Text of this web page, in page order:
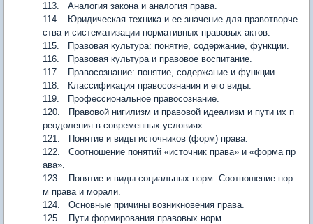
113. Аналогия закона и аналогия права.
114. Юридическая техника и ее значение для правотворче
ства и систематизации нормативных правовых актов.
115. Правовая культура: понятие, содержание, функции.
116. Правовая культура и правовое воспитание.
117. Правосознание: понятие, содержание и функции.
118. Классификация правосознания и его виды.
119. Профессиональное правосознание.
120. Правовой нигилизм и правовой идеализм и пути их п
реодоления в современных условиях.
121. Понятие и виды источников (форм) права.
122. Соотношение понятий «источник права» и «форма пр
ава».
123. Понятие и виды социальных норм. Соотношение нор
м права и морали.
124. Основные причины возникновения права.
125. Пути формирования правовых норм.